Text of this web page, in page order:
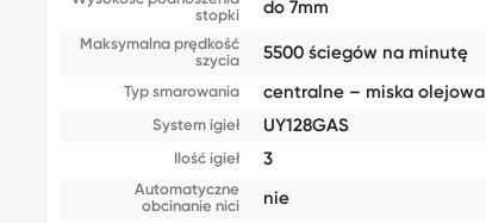
stopki
do 7mm
Maksymalna prędkość
szycia
5500 ściegów na minutę
Typ smarowania centralne – miska olejowa
System igieł UY128GAS
Ilość igieł 3
Automatyczne
obcinanie nici
nie